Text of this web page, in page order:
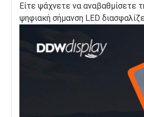
Είτε ψάχνετε να αναβαθμίσετε
ψηφιακή σήμανση LED